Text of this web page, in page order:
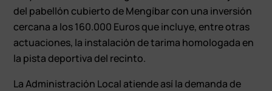
del pabellón cubierto de Mengíbar con una inversión
cercana a los 160.000 Euros que incluye, entre otras
actuaciones, la instalación de tarima homologada en
la pista deportiva del recinto.
La Administración Local atiende así la demanda de